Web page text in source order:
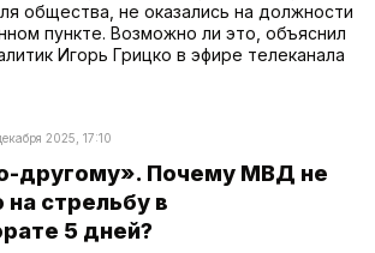
общества, не оказались на должности
пункте. Возможно ли это, объяснил
Игорь Грицко в эфире телеканала
2025, 17:10
другому». Почему МВД не
на стрельбу в
5 дней?